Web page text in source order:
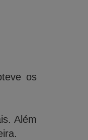
os
Além